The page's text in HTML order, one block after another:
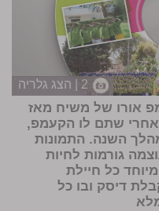
2 | הצג גלריה
אורו של משיח מאז
שאחרי שתם לו הקעמפ,
השנה. התמונות
גורמות לחיות
כל חיילת
דיסק ובו כל